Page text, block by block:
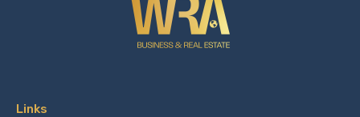
Links